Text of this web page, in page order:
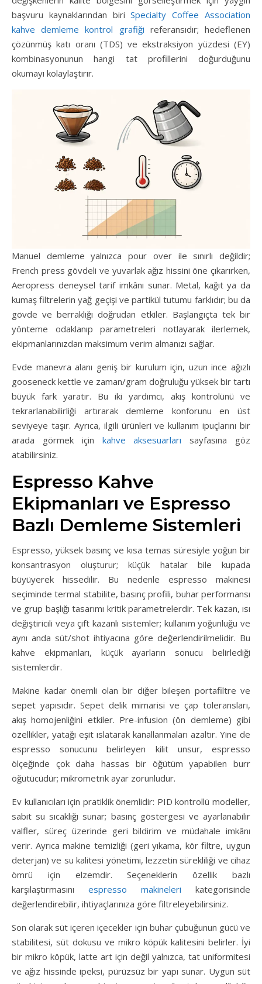
başvuru kaynaklarından biriSpecialty Coffee Association
kahve demleme kontrol grafiği referansıdır; hedeflenen
çözünmüş katı oranı (TDS) ve ekstraksiyon yüzdesi (EY)
kombinasyonunun hangi tat profillerini doğurduğunu
okumayı kolaylaştırır.
Manuel demleme yalnızca pour over ile sınırlı değildir;
French press gövdeli ve yuvarlak ağız hissini öne çıkarırken,
Aeropress deneysel tarif imkânı sunar. Metal, kağıt ya da
kumaş filtrelerin yağ geçişi ve partikül tutumu farklıdır; bu da
gövde ve berraklığı doğrudan etkiler. Başlangıçta tek bir
yönteme odaklanıp parametreleri notlayarak ilerlemek,
ekipmanlarınızdan maksimum verim almanızı sağlar.
Evde manevra alanı geniş bir kurulum için, uzun ince ağızlı
gooseneck kettle ve zaman/gram doğruluğu yüksek bir tartı
büyük fark yaratır. Bu iki yardımcı, akış kontrolünü ve
tekrarlanabilirliği artırarak demleme konforunu en üst
seviyeye taşır. Ayrıca, ilgili ürünleri ve kullanım ipuçlarını bir
arada görmek için kahve aksesuarları sayfasına göz
atabilirsiniz.
Espresso Kahve
Ekipmanları ve Espresso
Bazlı Demleme Sistemleri
Espresso, yüksek basınç ve kısa temas süresiyle yoğun bir
konsantrasyon oluşturur; küçük hatalar bile kupada
büyüyerek hissedilir. Bu nedenle espresso makinesi
seçiminde termal stabilite, basınç profili, buhar performansı
ve grup başlığı tasarımı kritik parametrelerdir. Tek kazan, ısı
değiştiricili veya çift kazanlı sistemler; kullanım yoğunluğu ve
aynı anda süt/shot ihtiyacına göre değerlendirilmelidir. Bu
kahve ekipmanları, küçük ayarların sonucu belirlediği
sistemlerdir.
Makine kadar önemli olan bir diğer bileşen portafiltre ve
sepet yapısıdır. Sepet delik mimarisi ve çap toleransları,
akış homojenliğini etkiler. Pre-infusion (ön demleme) gibi
özellikler, yatağı eşit ıslatarak kanallanmaları azaltır. Yine de
espresso sonucunu belirleyen kilit unsur, espresso
ölçeğinde çok daha hassas bir öğütüm yapabilen burr
öğütücüdür; mikrometrik ayar zorunludur.
Ev kullanıcıları için pratiklik önemlidir: PID kontrollü modeller,
sabit su sıcaklığı sunar; basınç göstergesi ve ayarlanabilir
valfler, süreç üzerinde geri bildirim ve müdahale imkânı
verir. Ayrıca makine temizliği (geri yıkama, kör filtre, uygun
deterjan) ve su kalitesi yönetimi, lezzetin sürekliliği ve cihaz
ömrü için elzemdir. Seçeneklerin özellik bazlı
karşılaştırmasını espresso makineleri kategorisinde
değerlendirebilir, ihtiyaçlarınıza göre filtreleyebilirsiniz.
Son olarak süt içeren içecekler için buhar çubuğunun gücü ve
stabilitesi, süt dokusu ve mikro köpük kalitesini belirler. İyi
bir mikro köpük, latte art için değil yalnızca, tat uniformitesi
ve ağız hissinde ipeksi, pürüzsüz bir yapı sunar. Uygun süt